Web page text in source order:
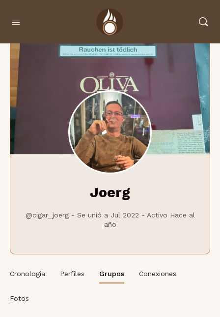
Joerg
@cigar_joerg - Se unió a Jul 2022 - Activo Hace al
año
Cronología Perfiles Grupos Conexiones
Fotos